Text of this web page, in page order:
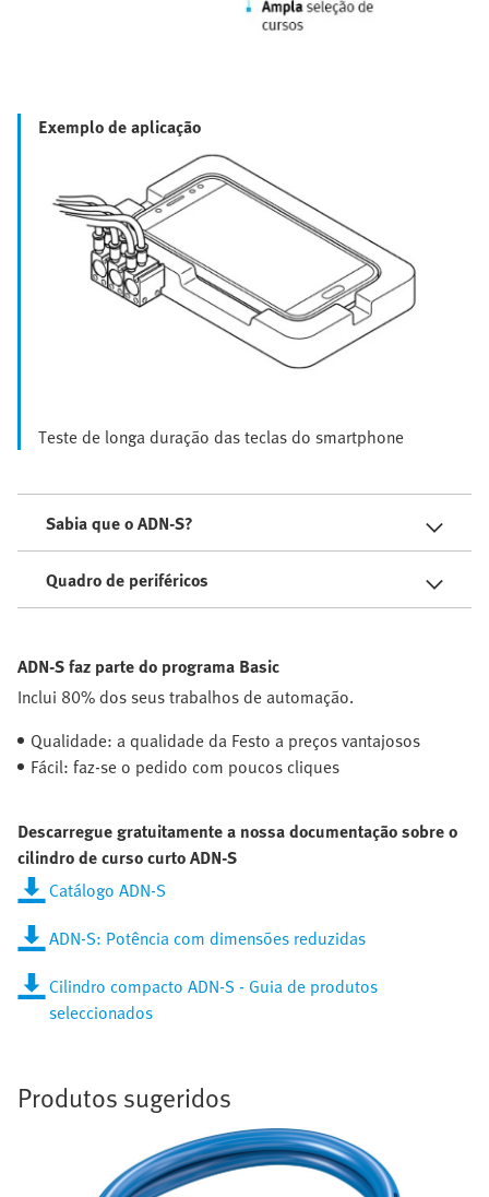
Exemplo de aplicação
Teste de longa duração das teclas do smartphone
Sabia que o ADN-S?
Quadro de periféricos
ADN-S faz parte do programa Basic
Inclui 80% dos seus trabalhos de automação.
Qualidade: a qualidade da Festo a preços vantajosos
Fácil: faz-se o pedido com poucos cliques
Descarregue gratuitamente a nossa documentação sobre o
cilindro de curso curto ADN-S
Catálogo ADN-S
ADN-S: Potência com dimensões reduzidas
Cilindro compacto ADN-S - Guia de produtos
seleccionados
Produtos sugeridos